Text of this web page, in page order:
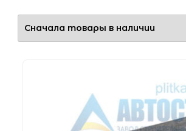
Цвет
Бежевый
Белый Желтый
Черный